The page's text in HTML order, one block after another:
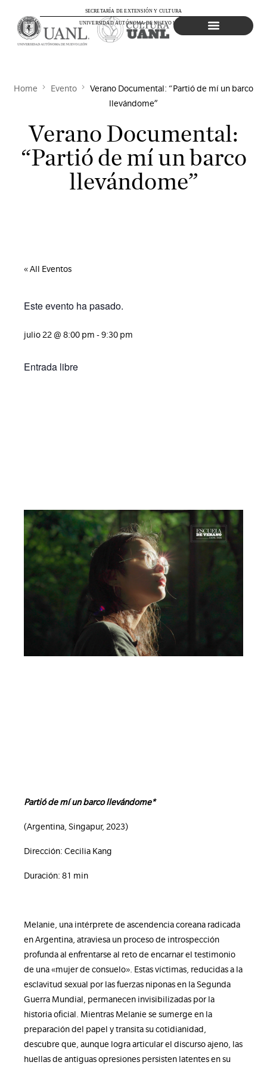
UNIVERSIDAD AUTÓNOMA DE NUEVO LEÓN
SECRETARÍA DE EXTENSIÓN Y CULTURA
Home Evento
Verano Documental: “Partió de mí un barco
llevándome”
Verano Documental:
“Partió de mí un barco
llevándome”
« All Eventos
Este evento ha pasado.
julio 22 @8:00 pm -9:30 pm
Entrada libre
Partió de mí un barco llevándome*
(Argentina, Singapur, 2023)
Dirección: Cecilia Kang
Duración: 81 min
Melanie, una intérprete de ascendencia coreana radicada
en Argentina, atraviesa un proceso de introspección
profunda al enfrentarse al reto de encarnar el testimonio
de una «mujer de consuelo». Estas víctimas, reducidas a la
esclavitud sexual por las fuerzas niponas en la Segunda
Guerra Mundial, permanecen invisibilizadas por la
historia oficial. Mientras Melanie se sumerge en la
preparación del papel y transita su cotidianidad,
descubre que, aunque logra articular el discurso ajeno, las
huellas de antiguas opresiones persisten latentes en su